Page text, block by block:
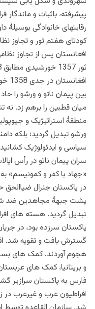
پیشرفته، باثبات و
رقابتهای خانوادگی
کودتای هفتم ثور و تجاوز
افغانستان پس از تجاوز
بین پیمان ناتو و ورشو را
میان قطبین را برهم زد. نه
منطقۀ استراتیژیک و
ورشو تبدیل گردید؛ بلکه
سیاسی و ایدئولوژیک
سران پیمان ناتو در رأس
«جهاد با کفر و کمونیسم» به
در پاکستان جنرال
پشت جبهۀ مجاهدین ضد
تبدیل گردید. هسته های
پاکستان سرزده بود، در
گسترش یافت و تقویه شد.
هجوم آوردند. کمک های
و بریتانیا، کمک های
فارس به پاکستان سرازیر
افراطیون عرب و غیرعرب